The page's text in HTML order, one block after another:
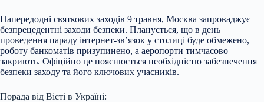
Напередодні святкових заходів 9 травня, Москва запроваджує
безпрецедентні заходи безпеки. Планується, що в день
проведення параду інтернет-зв’язок у столиці буде обмежено,
роботу банкоматів призупинено, а аеропорти тимчасово
закриють. Офіційно це пояснюється необхідністю забезпечення
безпеки заходу та його ключових учасників.
Порада від Вісті в Україні: